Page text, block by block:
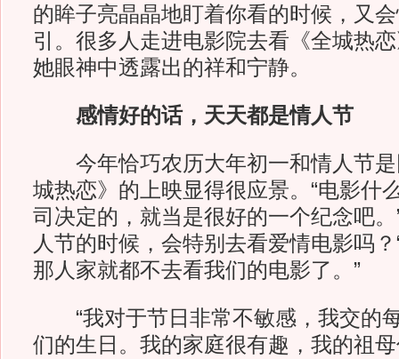
的眸子亮晶晶地盯着你看的时候，又
引。很多人走进电影院去看《全城热
她眼神中透露出的祥和宁静。
感情好的话，天天都是情人节
今年恰巧农历大年初一和情人节是
城热恋》的上映显得很应景。“电影什
司决定的，就当是很好的一个纪念吧
人节的时候，会特别去看爱情电影吗
那人家就都不去看我们的电影了。”
“我对于节日非常不敏感，我交的
们的生日。我的家庭很有趣，我的祖